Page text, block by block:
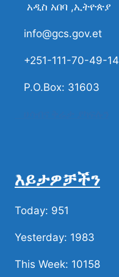
አዲስ አበባ ,ኢትዮጵያ
info@gcs.gov.et
+251-111-70-49-14
P.O.Box: 31603
እይታዎቻችን
Today: 951
Yesterday: 1983
This Week: 10158